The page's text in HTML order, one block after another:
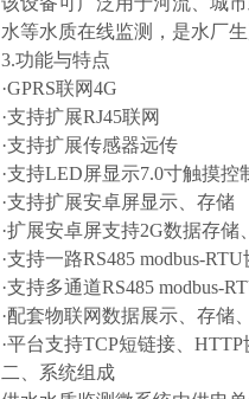
水等水质在线监测，是水厂
3.功能与特点
·GPRS联网4G
·支持扩展RJ45联网
·支持扩展传感器远传
·支持LED屏显示7.0寸触摸控
·支持扩展安卓屏显示、存储
·扩展安卓屏支持2G数据存储
·支持一路RS485 modbus-
·支持多通道RS485 modbus-
·配套物联网数据展示、存储
·平台支持TCP短链接、
二、系统组成